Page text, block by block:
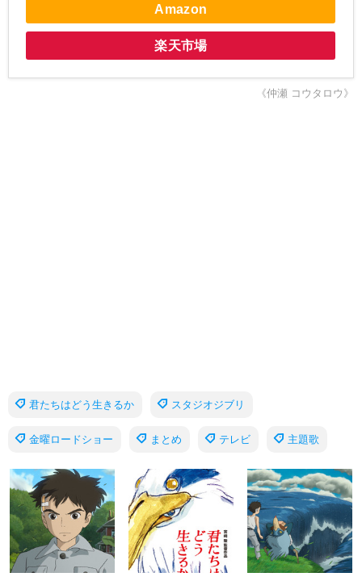
Amazon
楽天市場
《仲瀬 コウタロウ》
君たちはどう生きるか スタジオジブリ
金曜ロードショー まとめ テレビ 主題歌